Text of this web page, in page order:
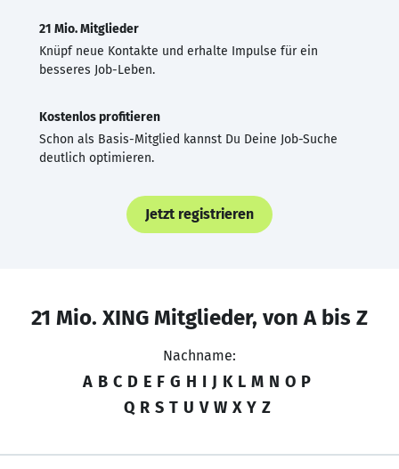
21 Mio. Mitglieder
Knüpf neue Kontakte und erhalte Impulse für ein
besseres Job-Leben.
Kostenlos profitieren
Schon als Basis-Mitglied kannst Du Deine Job-Suche
deutlich optimieren.
Jetzt registrieren
21 Mio. XING Mitglieder, von A bis Z
Nachname:
A B C D E F G H I J K L M N O P
Q R S T U V W X Y Z